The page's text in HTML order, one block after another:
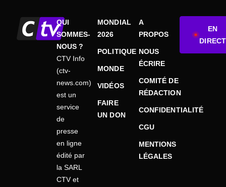
QUI
SOMMES-
NOUS ?
CTV Info
(ctv-
news.com)
est un
service
de
presse
en ligne
édité par
la SARL
CTV et
MONDIAL
2026
POLITIQUE
MONDE
VIDÉOS
FAIRE
UN DON
A
PROPOS
NOUS
ÉCRIRE
COMITÉ DE
RÉDACTION
CONFIDENTIALITÉ
CGU
MENTIONS
LÉGALES
EN
DIRECT